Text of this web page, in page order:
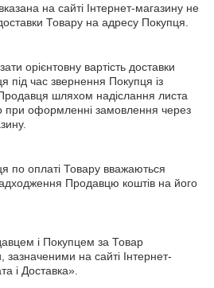
на сайті Інтернет-магазину не
Товару на адресу Покупця.
орієнтовну вартість доставки
під час звернення Покупця із
шляхом надіслання листа
при оформленні замовлення через
по оплаті Товару вважаються
Продавцю коштів на його
і Покупцем за Товар
на сайті Інтернет-
і Доставка».